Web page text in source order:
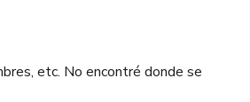
etc. No encontré donde se